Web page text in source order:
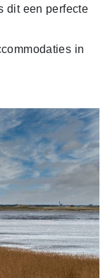
dit een perfecte
in